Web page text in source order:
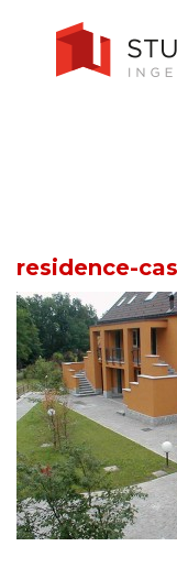
residence-